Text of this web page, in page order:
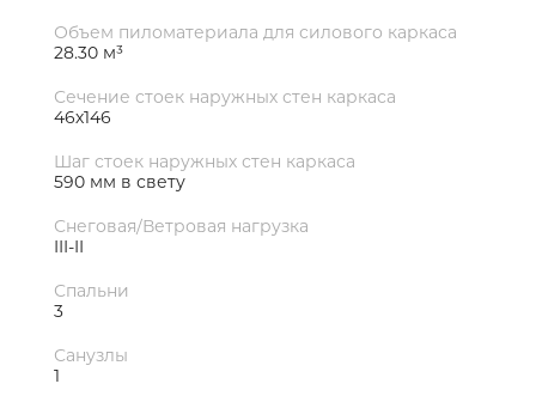
Объем пиломатериала для силового каркаса
28.30 м³
Сечение стоек наружных стен каркаса
46х146
Шаг стоек наружных стен каркаса
590 мм в свету
Снеговая/Ветровая нагрузка
III-II
Спальни
3
Санузлы
1